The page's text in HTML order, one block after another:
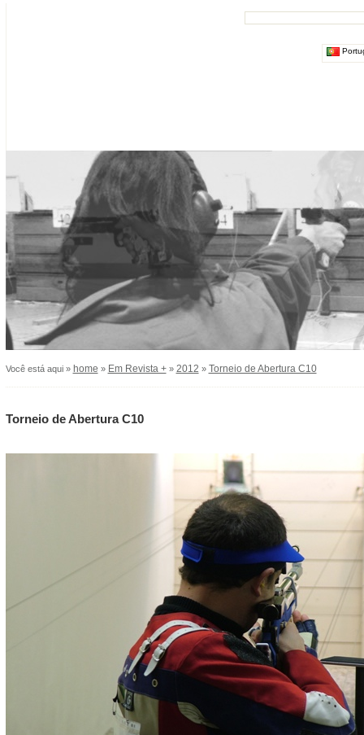
Você está aqui » home » Em Revista +» 2012 » Torneio de Abertura C10
Torneio de Abertura C10